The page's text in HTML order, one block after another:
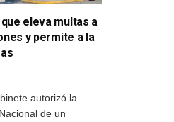
eleva multas a
y permite a la
autorizó la
de un